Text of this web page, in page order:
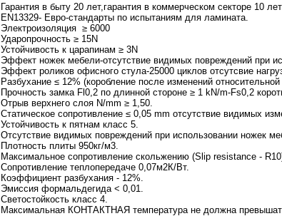
Гарантия в быту 20 лет,гарантия в коммерческом секторе 10 лет
EN13329- Евро-стандарты по испытаниям для ламината.
Электроизоляция ≥ 6000
Ударопрочность ≥ 15N
Устойчивость к царапинам ≥ 3N
Эффект ножек мебели-отсутствие видимых повреждений при
Эффект роликов офисного стула-25000 циклов отсутсвие
Разбухание ≤ 12% (коробление после изменений
Прочность замка Fl0,2 по длинной стороне ≥ 1 kN/m-Fs0,2
Отрыв верхнего слоя N/mm ≥ 1,50.
Статическое сопротивление ≤ 0,05 mm отсутствие видимых
Устойчивость к пятнам класс 5.
Отсутствие видимых повреждений при использовании ножек
Плотность плиты 950кг/м3.
Максимальное сопротивление скольжению (Slip resistance -
Сопротивление теплопередаче 0,07м2К/Вт.
Коэффициент разбухания - 12%.
Эмиссия формальдегида < 0,01.
Светостойкость класс 4.
Максимальная КОНТАКТНАЯ температура не должна